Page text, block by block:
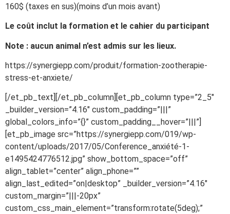
160$ (taxes en sus)(moins d’un mois avant)
Le coût inclut la formation et le cahier du participant
Note : aucun animal n’est admis sur les lieux.
https://synergiepp.com/produit/formation-zootherapie-
stress-et-anxiete/
[/et_pb_text][/et_pb_column][et_pb_column type=”2_5″
_builder_version=”4.16″ custom_padding=”|||”
global_colors_info=”{}” custom_padding__hover=”|||”]
[et_pb_image src=”https://synergiepp.com/019/wp-
content/uploads/2017/05/Conference_anxiété-1-
e1495424776512.jpg” show_bottom_space=”off”
align_tablet=”center” align_phone=””
align_last_edited=”on|desktop” _builder_version=”4.16″
custom_margin=”|||-20px”
custom_css_main_element=”transform:rotate(5deg);”